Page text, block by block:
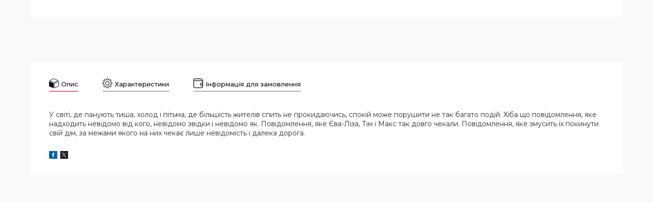
Опис Характеристики Інформація для замовлення
У світі, де панують тиша, холод і пітьма, де більшість жителів спить не прокидаючись, спокій може порушити не так багато подій. Хіба що повідомлення, яке
надходить невідомо від кого, невідомо звідки і невідомо як. Повідомлення, яке Єва-Ліза, Тім і Макс так довго чекали. Повідомлення, яке змусить їх покинути
свій дім, за межами якого на них чекає лише невідомість і далека дорога.